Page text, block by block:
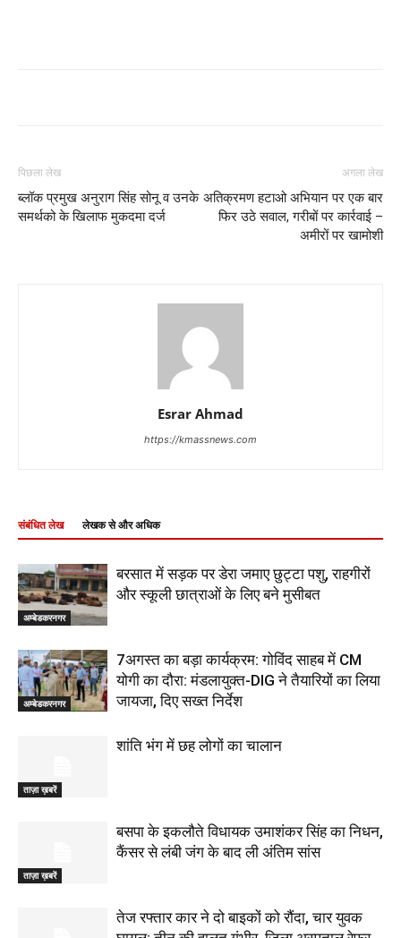
पिछला लेख
ब्लॉक प्रमुख अनुराग सिंह सोनू व उनके
समर्थको के खिलाफ मुकदमा दर्ज
अगला लेख
अतिक्रमण हटाओ अभियान पर एक बार
फिर उठे सवाल, गरीबों पर कार्रवाई –
अमीरों पर खामोशी
Esrar Ahmad
https://kmassnews.com
संबंधित लेख लेखक से और अधिक
अम्बेडकरनगर
बरसात में सड़क पर डेरा जमाए छुट्टा पशु, राहगीरों
और स्कूली छात्राओं के लिए बने मुसीबत
अम्बेडकरनगर
7अगस्त का बड़ा कार्यक्रम: गोविंद साहब में CM
योगी का दौरा: मंडलायुक्त-DIG ने तैयारियों का लिया
जायजा, दिए सख्त निर्देश
ताज़ा ख़बरें
शांति भंग में छह लोगों का चालान
ताज़ा ख़बरें
बसपा के इकलौते विधायक उमाशंकर सिंह का निधन,
कैंसर से लंबी जंग के बाद ली अंतिम सांस
तेज रफ्तार कार ने दो बाइकों को रौंदा, चार युवक